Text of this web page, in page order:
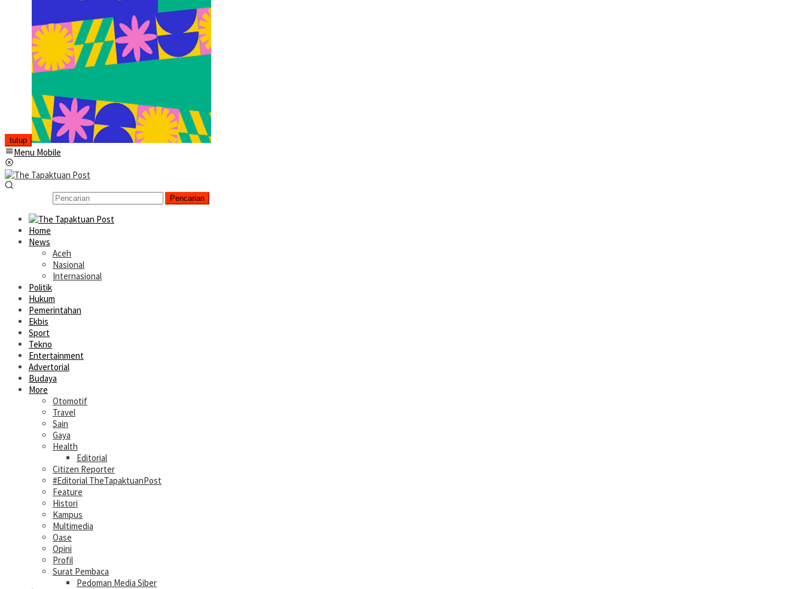
tutup
Menu Mobile
Pencarian
Home
News
Aceh
Nasional
Internasional
Politik
Hukum
Pemerintahan
Ekbis
Sport
Tekno
Entertainment
Advertorial
Budaya
More
Otomotif
Travel
Sain
Gaya
Health
Editorial
Citizen Reporter
#Editorial TheTapaktuanPost
Feature
Histori
Kampus
Multimedia
Oase
Opini
Profil
Surat Pembaca
Pedoman Media Siber